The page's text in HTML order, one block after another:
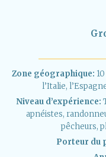
Zone géographique:
l’Italie,
Niveau d’expérience:
apnéistes,
pêcheurs,
Porteur du